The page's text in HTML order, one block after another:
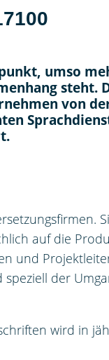
umso
steht.
von
auf die
und
der
wird in